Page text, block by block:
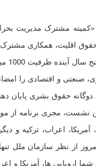
«کمیته مشترک مدیریت
اقلیت، همکاری مشترک
صنعتی و اقتصادی را
دوگانه حقوق بشری پایان
نشست، مجری برنامه از
آمریکا، اعراب، ترکیه و
از نظر سازمان
اروپایی ها، آمریکا